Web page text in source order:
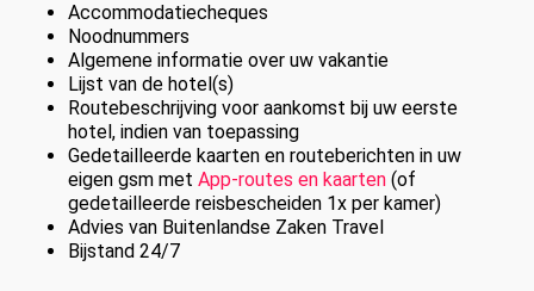
Accommodatiecheques
Noodnummers
Algemene informatie over uw vakantie
Lijst van de hotel(s)
Routebeschrijving voor aankomst bij uw eerste
hotel, indien van toepassing
Gedetailleerde kaarten en routeberichten in uw
eigen gsm met App-routes en kaarten(of
gedetailleerde reisbescheiden 1x per kamer)
Advies van Buitenlandse Zaken Travel
Bijstand 24/7